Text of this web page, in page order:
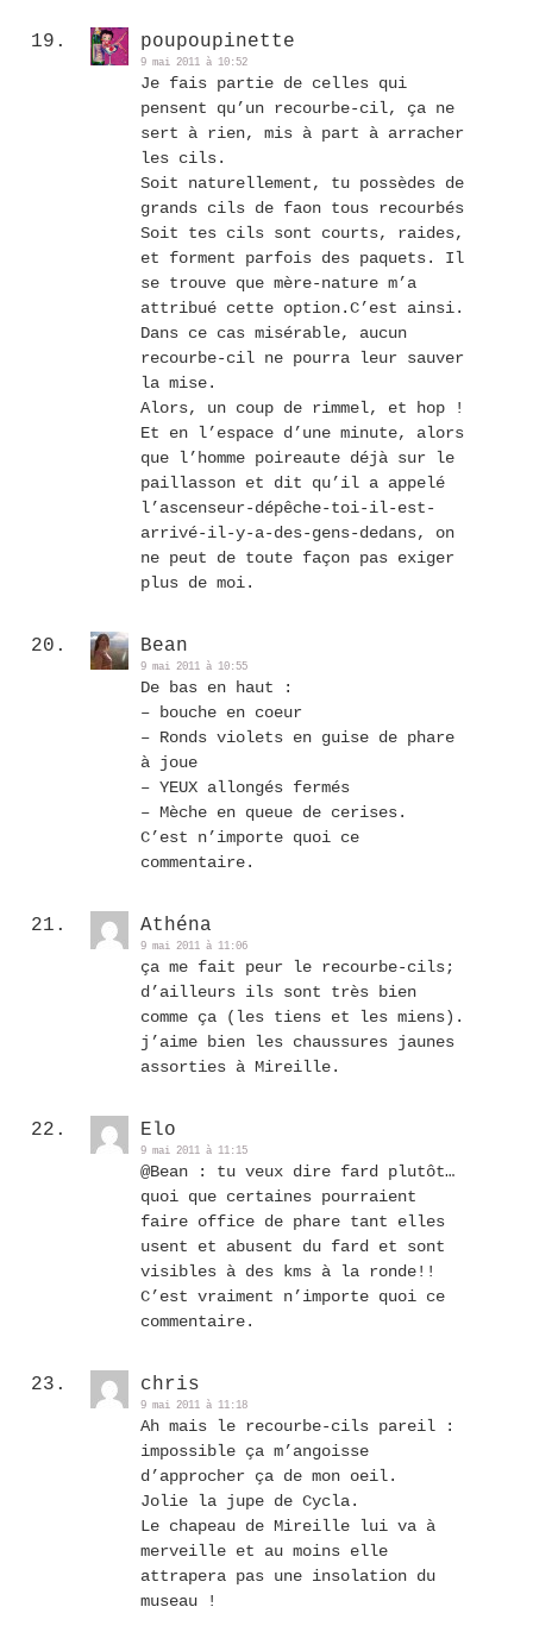
poupoupinette
9 mai 2011 à 10:52
Je fais partie de celles qui
pensent qu’un recourbe-cil, ça ne
sert à rien, mis à part à arracher
les cils.
Soit naturellement, tu possèdes de
grands cils de faon tous recourbés
Soit tes cils sont courts, raides,
et forment parfois des paquets. Il
se trouve que mère-nature m’a
attribué cette option.C’est ainsi.
Dans ce cas misérable, aucun
recourbe-cil ne pourra leur sauver
la mise.
Alors, un coup de rimmel, et hop !
Et en l’espace d’une minute, alors
que l’homme poireaute déjà sur le
paillasson et dit qu’il a appelé
l’ascenseur-dépêche-toi-il-est-
arrivé-il-y-a-des-gens-dedans, on
ne peut de toute façon pas exiger
plus de moi.
Bean
9 mai 2011 à 10:55
De bas en haut :
– bouche en coeur
– Ronds violets en guise de phare
à joue
– YEUX allongés fermés
– Mèche en queue de cerises.
C’est n’importe quoi ce
commentaire.
Athéna
9 mai 2011 à 11:06
ça me fait peur le recourbe-cils;
d’ailleurs ils sont très bien
comme ça (les tiens et les miens).
j’aime bien les chaussures jaunes
assorties à Mireille.
Elo
9 mai 2011 à 11:15
@Bean : tu veux dire fard plutôt…
quoi que certaines pourraient
faire office de phare tant elles
usent et abusent du fard et sont
visibles à des kms à la ronde!!
C’est vraiment n’importe quoi ce
commentaire.
chris
9 mai 2011 à 11:18
Ah mais le recourbe-cils pareil :
impossible ça m’angoisse
d’approcher ça de mon oeil.
Jolie la jupe de Cycla.
Le chapeau de Mireille lui va à
merveille et au moins elle
attrapera pas une insolation du
museau !